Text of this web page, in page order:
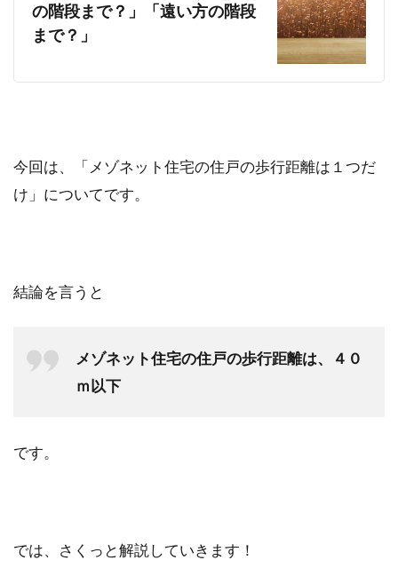
の階段まで？」「遠い方の階段
まで？」
今回は、「メゾネット住宅の住戸の歩行距離は１つだ
け」についてです。
結論を言うと
メゾネット住宅の住戸の歩行距離は、４０
ｍ以下
です。
では、さくっと解説していきます！